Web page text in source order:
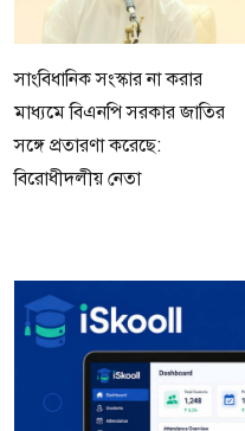
সাংবিধানিক সংস্কার না করার
মাধ্যমে বিএনপি সরকার জাতির
সঙ্গে প্রতারণা করেছে:
বিরোধীদলীয় নেতা